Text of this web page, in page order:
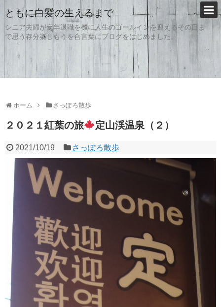
ともに白髪の生えるまで
シニア夫婦が定年退職を機に人生のゴールインを迎えるその日ま
で思う存分楽しもうを合言葉にブログをはじめました。
ホーム さっぽろ散歩
２０２１紅葉の旅 定山渓温泉（２）
2021/10/19 さっぽろ散歩